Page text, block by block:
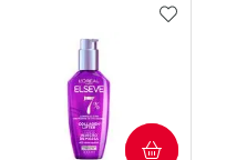
AOS FAVORITOS
COMPRAR